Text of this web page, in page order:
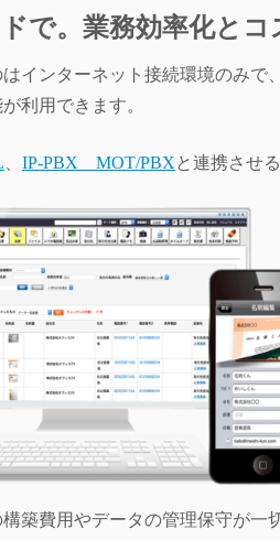
で。業務効率化とコ
インターネット接続環境のみ
利用できます。
IP-PBX MOT/PBX と連携させ
築費用やデータの管理保守が一